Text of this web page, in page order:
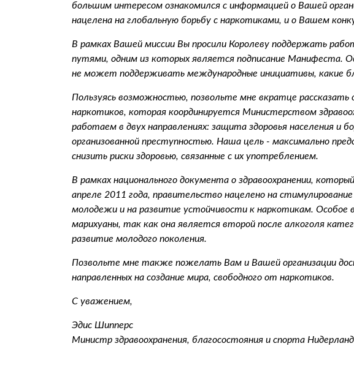
большим интересом ознакомился с информацией о Вашей
нацелена на глобальную борьбу с наркотиками, и о Вашем
В рамках Вашей миссии Вы просили Королеву поддержать
путями, одним из которых является подписание Манифеста.
не может поддерживать международные инициативы, какие
Пользуясь возможностью, позвольте мне вкратце
наркотиков, которая координируется Министерством
работаем в двух направлениях: защита здоровья населения и
организованной преступностью. Наша цель - максимально
снизить риски здоровью, связанные с их употреблением.
В рамках национального документа о здравоохранении,
апреле 2011 года, правительство нацелено на
молодежи и на развитие устойчивости к наркотикам. Особое
марихуаны, так как она является второй после алкоголя
развитие молодого поколения.
Позвольте мне также пожелать Вам и Вашей организации
направленных на создание мира, свободного от наркотиков.
С уважением,
Эдис Шипперс
Министр здравоохранения, благосостояния и спорта